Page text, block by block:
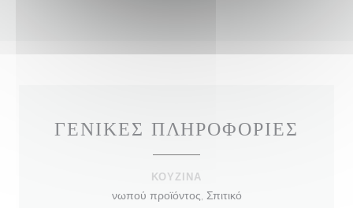
ΓΕΝΙΚΈΣ ΠΛΗΡΟΦΟΡΊΕΣ
ΚΟΥΖΊΝΑ
νωπού προϊόντος, Σπιτικό